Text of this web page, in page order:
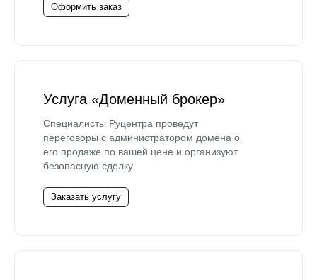
Оформить заказ
Услуга «Доменный брокер»
Специалисты Руцентра проведут
переговоры с администратором домена о
его продаже по вашей цене и организуют
безопасную сделку.
Заказать услугу